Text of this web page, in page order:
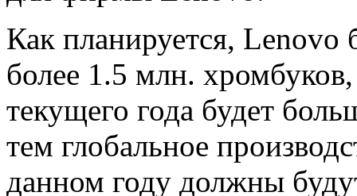
Как планируется, Lenovo
более 1.5 млн.
текущего года будет
тем глобальное
данном году должны